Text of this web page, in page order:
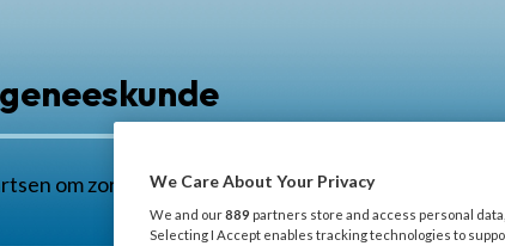
om zorg in de eerstelijn nog beter uit te oefenen.
We Care About Your Privacy
We and our889 partners store and access personal
Selecting I Accept enables tracking technologies to